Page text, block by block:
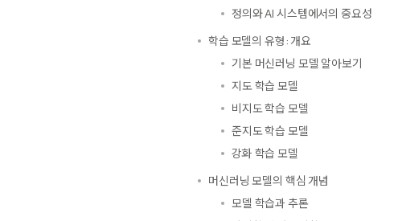
정의와 AI 시스템에서의 중요성
학습 모델의 유형: 개요
기본 머신러닝 모델 알아보기
지도 학습 모델
비지도 학습 모델
준지도 학습 모델
강화 학습 모델
머신러닝 모델의 핵심 개념
모델 학습과 추론